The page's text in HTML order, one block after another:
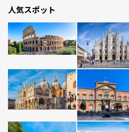
人気スポット